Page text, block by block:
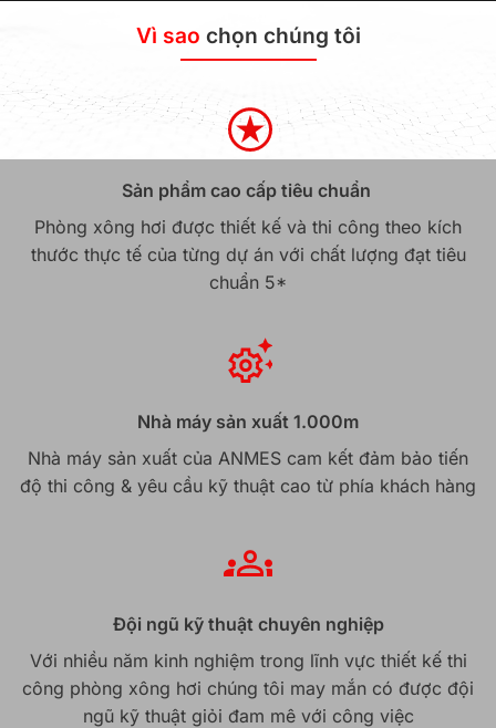
Vì sao chọn chúng tôi
Sản phẩm cao cấp tiêu chuẩn
Phòng xông hơi được thiết kế và thi công theo kích
thước thực tế của từng dự án với chất lượng đạt tiêu
chuẩn 5*
Nhà máy sản xuất 1.000m
Nhà máy sản xuất của ANMES cam kết đảm bảo tiến
độ thi công & yêu cầu kỹ thuật cao từ phía khách hàng
Đội ngũ kỹ thuật chuyên nghiệp
Với nhiều năm kinh nghiệm trong lĩnh vực thiết kế thi
công phòng xông hơi chúng tôi may mắn có được đội
ngũ kỹ thuật giỏi đam mê với công việc